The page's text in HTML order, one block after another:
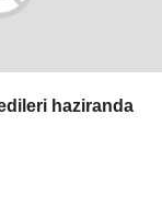
haziranda